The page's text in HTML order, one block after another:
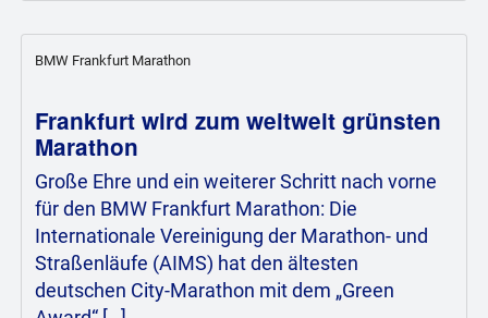
BMW Frankfurt Marathon
Frankfurt wird zum weltweit grünsten
Marathon
Große Ehre und ein weiterer Schritt nach vorne
für den BMW Frankfurt Marathon: Die
Internationale Vereinigung der Marathon- und
Straßenläufe (AIMS) hat den ältesten
deutschen City-Marathon mit dem „Green